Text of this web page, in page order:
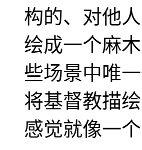
构的、对他
绘成一个麻
些场景中唯
将基督教描
感觉就像一